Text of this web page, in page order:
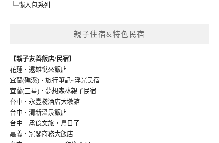
懶人包系列
親子住宿&特色民宿
【親子友善飯店/民宿】
花蓮．遠雄悅來飯店
宜蘭(礁溪)．旅行筆記~浮光民宿
宜蘭(三星)．夢想森林親子民宿
台中．永豐棧酒店大墩館
台中．清新溫泉飯店
台中．承億文旅，鳥日子
嘉義．冠閣商務大飯店